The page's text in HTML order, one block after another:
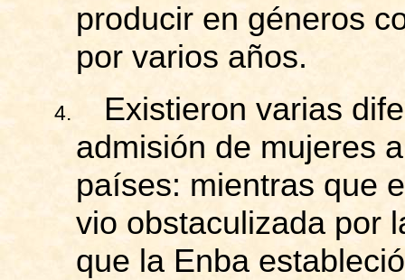
producir en géneros
por varios años.
4.
Existieron varias
admisión de mujeres
países: mientras que
vio obstaculizada por
que la Enba